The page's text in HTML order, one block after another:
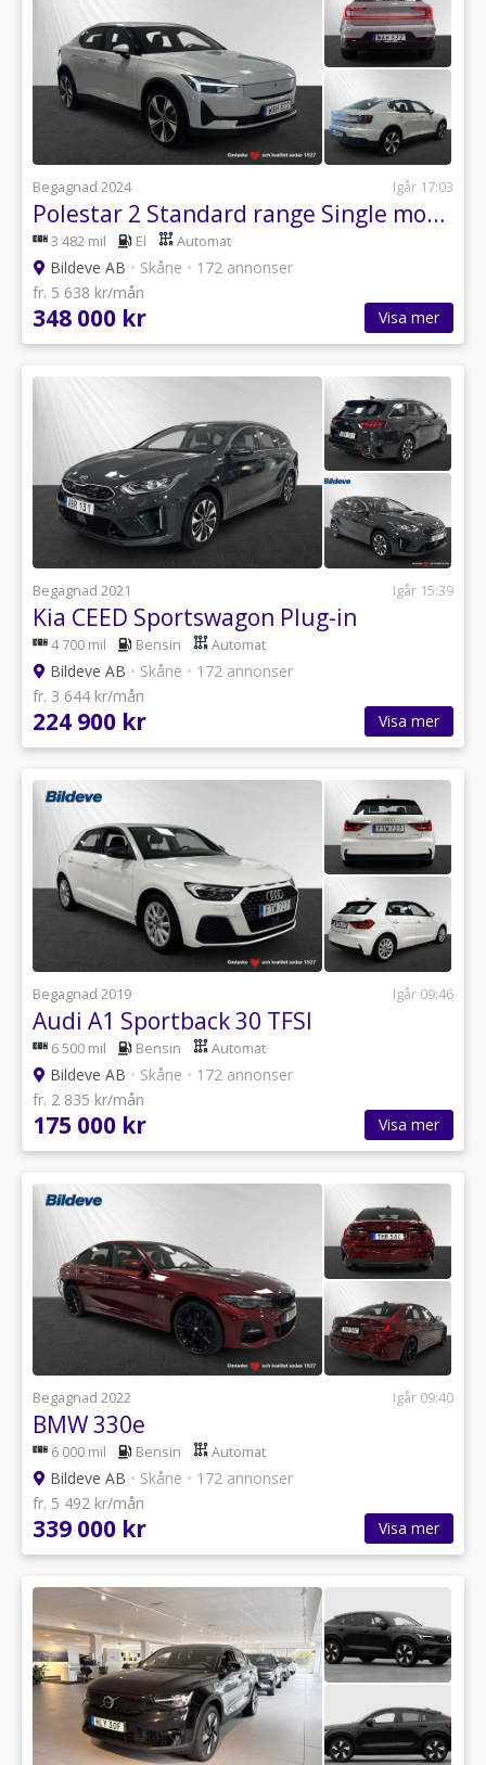
Begagnad 2024 Igår 17:03
Polestar 2 Standard range Single motor
3 482 mil El Automat
Bildeve AB • Skåne • 172 annonser
fr. 5 638 kr/mån
348 000 kr Visa mer
Begagnad 2021 Igår 15:39
Kia CEED Sportswagon Plug-in
4 700 mil Bensin Automat
Bildeve AB • Skåne • 172 annonser
fr. 3 644 kr/mån
224 900 kr Visa mer
Begagnad 2019 Igår 09:46
Audi A1 Sportback 30 TFSI
6 500 mil Bensin Automat
Bildeve AB • Skåne • 172 annonser
fr. 2 835 kr/mån
175 000 kr Visa mer
Begagnad 2022 Igår 09:40
BMW 330e
6 000 mil Bensin Automat
Bildeve AB • Skåne • 172 annonser
fr. 5 492 kr/mån
339 000 kr Visa mer